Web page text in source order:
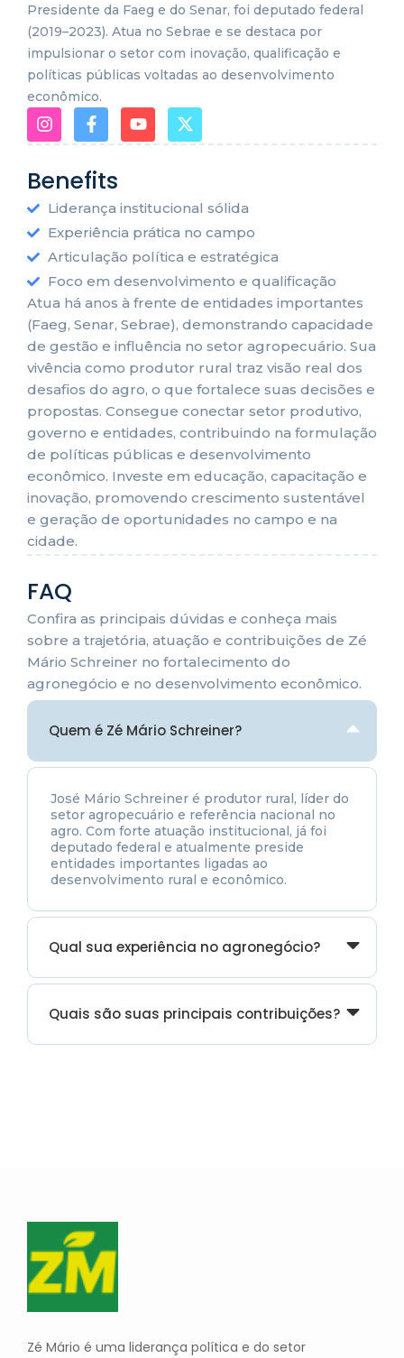
Presidente da Faeg e do Senar, foi deputado federal
(2019–2023). Atua no Sebrae e se destaca por
impulsionar o setor com inovação, qualificação e
políticas públicas voltadas ao desenvolvimento
econômico.
Benefits
Liderança institucional sólida
Experiência prática no campo
Articulação política e estratégica
Foco em desenvolvimento e qualificação
Atua há anos à frente de entidades importantes
(Faeg, Senar, Sebrae), demonstrando capacidade
de gestão e influência no setor agropecuário. Sua
vivência como produtor rural traz visão real dos
desafios do agro, o que fortalece suas decisões e
propostas. Consegue conectar setor produtivo,
governo e entidades, contribuindo na formulação
de políticas públicas e desenvolvimento
econômico. Investe em educação, capacitação e
inovação, promovendo crescimento sustentável
e geração de oportunidades no campo e na
cidade.
FAQ
Confira as principais dúvidas e conheça mais
sobre a trajetória, atuação e contribuições de Zé
Mário Schreiner no fortalecimento do
agronegócio e no desenvolvimento econômico.
Quem é Zé Mário Schreiner?
José Mário Schreiner é produtor rural, líder do
setor agropecuário e referência nacional no
agro. Com forte atuação institucional, já foi
deputado federal e atualmente preside
entidades importantes ligadas ao
desenvolvimento rural e econômico.
Qual sua experiência no agronegócio?
Quais são suas principais contribuições?
Zé Mário é uma liderança política e do setor